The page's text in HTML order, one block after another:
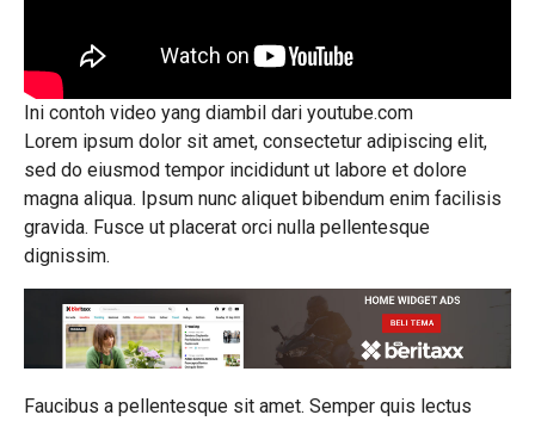
Ini contoh video yang diambil dari youtube.com
Lorem ipsum dolor sit amet, consectetur adipiscing elit,
sed do eiusmod tempor incididunt ut labore et dolore
magna aliqua. Ipsum nunc aliquet bibendum enim facilisis
gravida. Fusce ut placerat orci nulla pellentesque
dignissim.
Faucibus a pellentesque sit amet. Semper quis lectus